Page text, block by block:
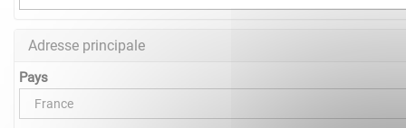
Adresse principale
Pays
France